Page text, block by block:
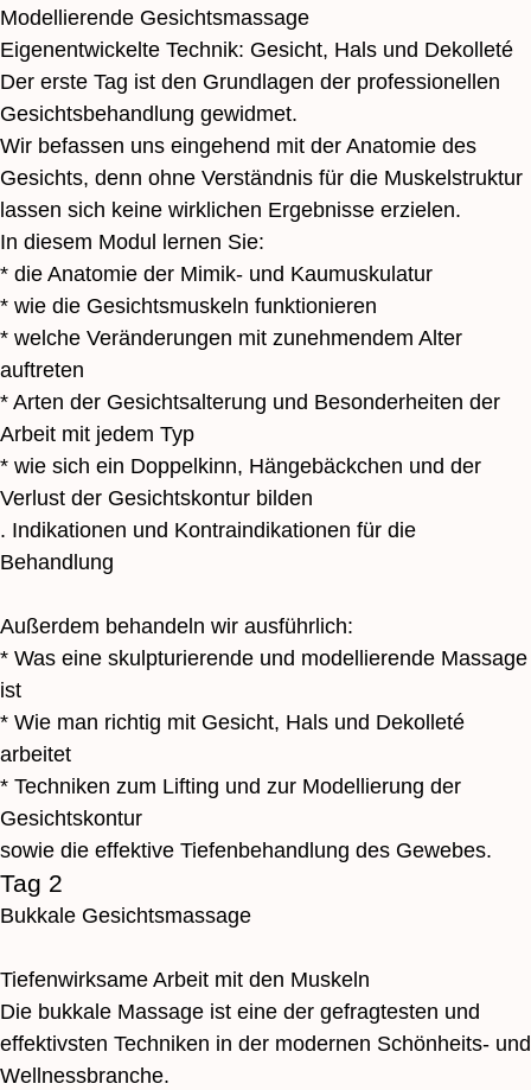
Modellierende Gesichtsmassage
Eigenentwickelte Technik: Gesicht, Hals und Dekolleté
Der erste Tag ist den Grundlagen der professionellen
Gesichtsbehandlung gewidmet.
Wir befassen uns eingehend mit der Anatomie des
Gesichts, denn ohne Verständnis für die Muskelstruktur
lassen sich keine wirklichen Ergebnisse erzielen.
In diesem Modul lernen Sie:
* die Anatomie der Mimik- und Kaumuskulatur
* wie die Gesichtsmuskeln funktionieren
* welche Veränderungen mit zunehmendem Alter
auftreten
* Arten der Gesichtsalterung und Besonderheiten der
Arbeit mit jedem Typ
* wie sich ein Doppelkinn, Hängebäckchen und der
Verlust der Gesichtskontur bilden
. Indikationen und Kontraindikationen für die
Behandlung
Außerdem behandeln wir ausführlich:
* Was eine skulpturierende und modellierende Massage
ist
* Wie man richtig mit Gesicht, Hals und Dekolleté
arbeitet
* Techniken zum Lifting und zur Modellierung der
Gesichtskontur
sowie die effektive Tiefenbehandlung des Gewebes.
Tag 2
Bukkale Gesichtsmassage
Tiefenwirksame Arbeit mit den Muskeln
Die bukkale Massage ist eine der gefragtesten und
effektivsten Techniken in der modernen Schönheits- und
Wellnessbranche.